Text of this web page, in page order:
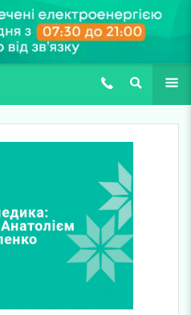
(067) 127-03-03
ПОШУК ЩЕ